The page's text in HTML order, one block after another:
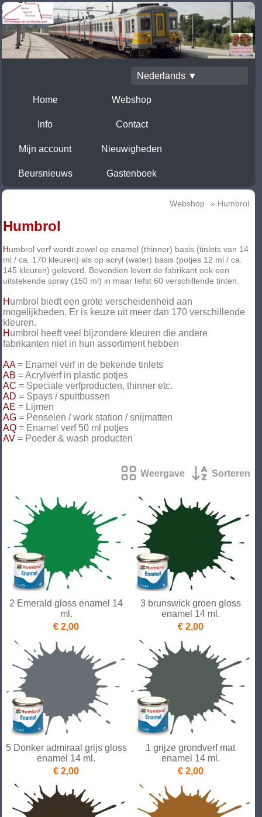
Nederlands ▼
Home Webshop
Info Contact
Mijn account Nieuwigheden
Beursnieuws Gastenboek
Webshop » Humbrol
Humbrol
Humbrol verf wordt zowel op enamel (thinner) basis (tinlets van 14
ml / ca. 170 kleuren) als op acryl (water) basis (potjes 12 ml / ca.
145 kleuren) geleverd. Bovendien levert de fabrikant ook een
uitstekende spray (150 ml) in maar liefst 60 verschillende tinten.
H umbrol biedt een grote verscheidenheid aan
mogelijkheden. Er is keuze uit meer dan 170 verschillende
kleuren.
H umbrol heeft veel bijzondere kleuren die andere
fabrikanten niet in hun assortiment hebben
AA= Enamel verf in de bekende tinlets
AB = Acrylverf in plastic potjes
AC = Speciale verfproducten, thinner etc.
AD = Spays / spuitbussen
AE = Lijmen
AG = Penselen / work station / snijmatten
AQ = Enamel verf 50 ml potjes
AV = Poeder & wash producten
Weergave Sorteren
2 Emerald gloss enamel 14
ml.
€ 2,00
3 brunswick groen gloss
enamel 14 ml.
€ 2,00
5 Donker admiraal grijs gloss
enamel 14 ml.
€ 2,00
1 grijze grondverf mat
enamel 14 ml.
€ 2,00